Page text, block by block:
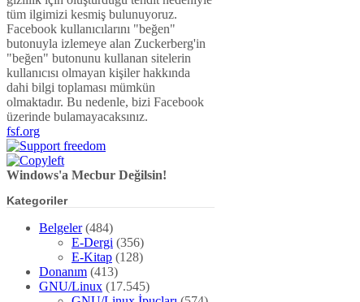
tüm ilgimizi kesmiş bulunuyoruz.
Facebook kullanıcılarını "beğen"
butonuyla izlemeye alan Zuckerberg'in
"beğen" butonunu kullanan sitelerin
kullanıcısı olmayan kişiler hakkında
dahi bilgi toplaması mümkün
olmaktadır. Bu nedenle, bizi Facebook
üzerinde bulamayacaksınız.
fsf.org
Windows'a Mecbur Değilsin!
Kategoriler
Belgeler(484)
E-Dergi (356)
E-Kitap (128)
Donanım (413)
GNU/Linux (17.545)